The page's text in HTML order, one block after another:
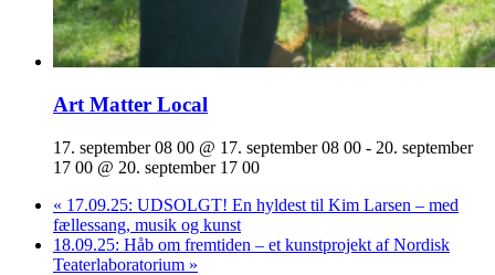
Art Matter Local
17. september 08 00 @ 17. september 08 00 - 20. september
17 00 @ 20. september 17 00
« 17.09.25: UDSOLGT! En hyldest til Kim Larsen – med
fællessang, musik og kunst
18.09.25: Håb om fremtiden – et kunstprojekt af Nordisk
Teaterlaboratorium »